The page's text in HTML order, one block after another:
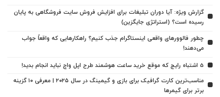
گزارش ویژه: آیا دوران تبلیغات برای افزایش فروش سایت فروشگاهی به پایان
رسیده است؟ (استراتژی جایگزین)
چطور فالوورهای واقعی اینستاگرام جذب کنیم؟ راهکارهایی که واقعاً جواب
می‌دهند!
5 اشتباه رایج که موقع خرید ساعت هوشمند طرح اپل واچ نباید انجام بدید!
مناسب‌ترین کارت گرافیک برای بازی و گیمینگ در سال ۲۰۲۵ | معرفی ۱۰ گزینه
برتر برای گیمرها